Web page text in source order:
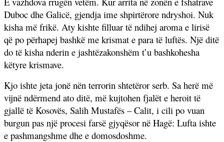
Duboc dhe Galicë, gjendja ime shpirtërore ndryshoi. Nuk
kisha më frikë. Aty kishte filluar të ndihej aroma e lirisë
që po përhapej bashkë me krismat e para të luftës. Një ditë
do të kisha nderin e jashtëzakonshëm t’u bashkohesha
këtyre krismave.
Kjo ishte jeta jonë nën terrorin shtetëror serb. Sa herë më
vijnë ndërmend ato ditë, më kujtohen fjalët e heroit të
gjallë të Kosovës, Salih Mustafës – Calit, i cili po vuan
burgun pas një procesi farsë gjyqësor në Hagë: Lufta ishte
e pashmangshme dhe e domosdoshme.